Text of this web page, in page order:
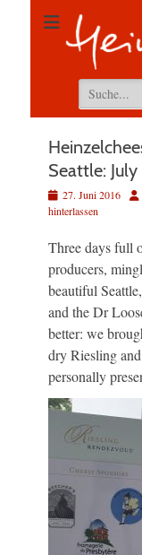
Suchen
nach:
Seattle: July
Veröffentlicht
am
27. Juni 2016
hinterlassen
Three days full
producers,
beautiful
and the Dr
better: we
dry Riesling
personally